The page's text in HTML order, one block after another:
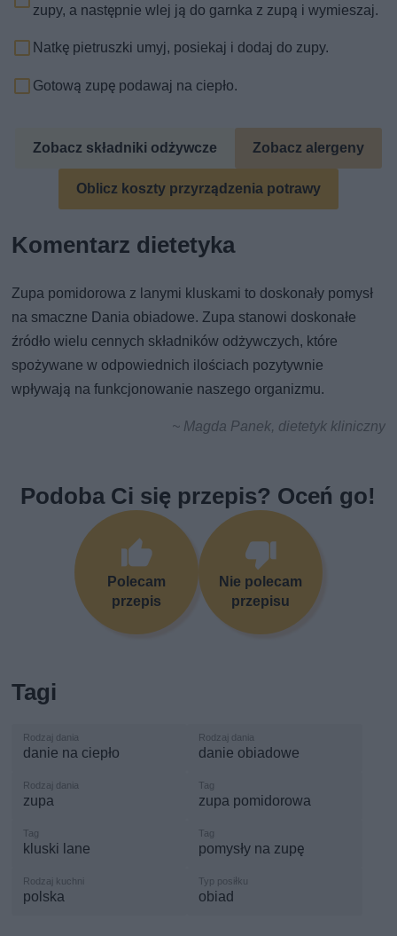
zupy, a następnie wlej ją do garnka z zupą i wymieszaj.
Natkę pietruszki umyj, posiekaj i dodaj do zupy.
Gotową zupę podawaj na ciepło.
Zobacz składniki odżywcze Zobacz alergeny
Oblicz koszty przyrządzenia potrawy
Komentarz dietetyka
Zupa pomidorowa z lanymi kluskami to doskonały pomysł
na smaczne Dania obiadowe. Zupa stanowi doskonałe
źródło wielu cennych składników odżywczych, które
spożywane w odpowiednich ilościach pozytywnie
wpływają na funkcjonowanie naszego organizmu.
~ Magda Panek, dietetyk kliniczny
Podoba Ci się przepis? Oceń go!
Polecam
przepis
Nie polecam
przepisu
Tagi
danie na ciepło danie obiadowe
zupa zupa pomidorowa
kluski lane pomysły na zupę
polska obiad